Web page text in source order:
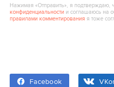
Нажимая «Отправить», я подтверждаю,
конфиденциальности и соглашаюсь на
правилами комментирования я тоже
Facebook